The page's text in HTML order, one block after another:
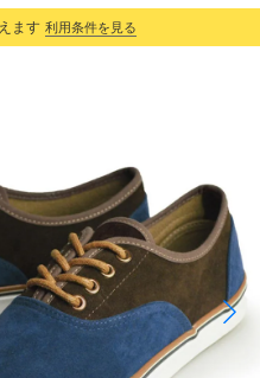
ます 利用条件を見る